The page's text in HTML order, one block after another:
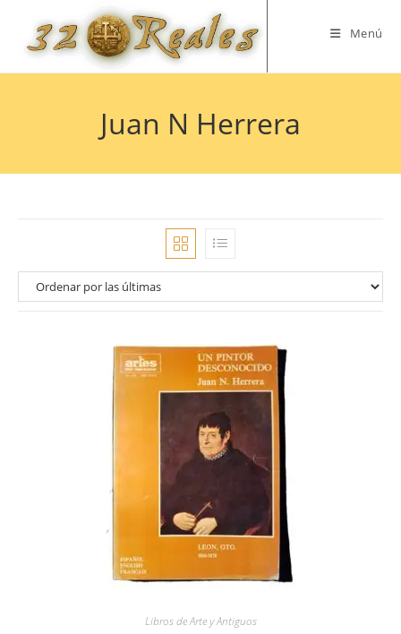
contenido
Menú
Juan N Herrera
Libros de Arte y Antiguos